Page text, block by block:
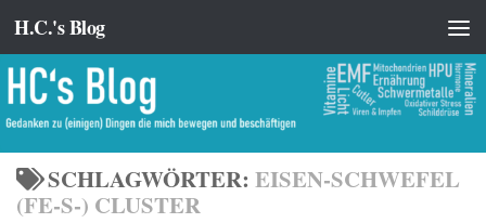
Zum Inhalt springen
H.C.'s Blog
SCHLAGWÖRTER: EISEN-SCHWEFEL
(FE-S-) CLUSTER